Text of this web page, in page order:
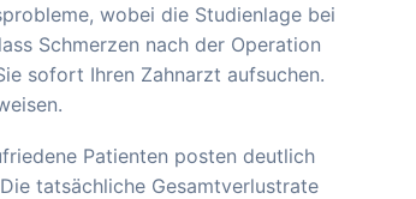
wobei die Studienlage bei
Schmerzen nach der Operation
sofort Ihren Zahnarzt aufsuchen.
Patienten posten deutlich
tatsächliche Gesamtverlustrate